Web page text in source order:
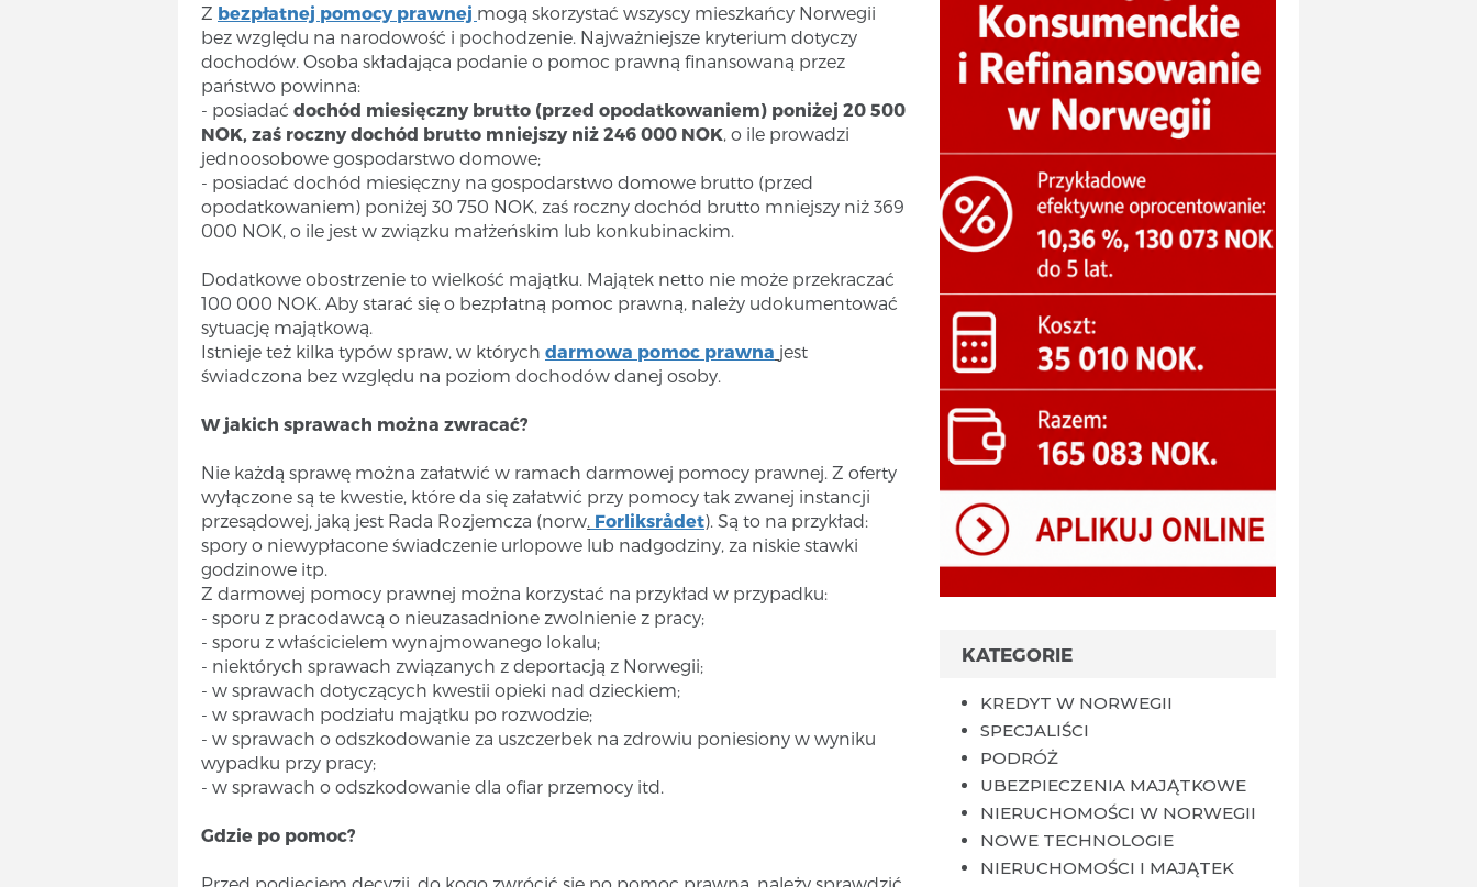
Z bezpłatnej pomocy prawnej mogą skorzystać wszyscy mieszkańcy Norwegii
bez względu na narodowość i pochodzenie. Najważniejsze kryterium dotyczy
dochodów. Osoba składająca podanie o pomoc prawną finansowaną przez
państwo powinna:
- posiadać dochód miesięczny brutto (przed opodatkowaniem) poniżej 20 500
NOK, zaś roczny dochód brutto mniejszy niż 246 000 NOK, o ile prowadzi
jednoosobowe gospodarstwo domowe;
- posiadać dochód miesięczny na gospodarstwo domowe brutto (przed
opodatkowaniem) poniżej 30 750 NOK, zaś roczny dochód brutto mniejszy niż 369
000 NOK, o ile jest w związku małżeńskim lub konkubinackim.
Dodatkowe obostrzenie to wielkość majątku. Majątek netto nie może przekraczać
100 000 NOK. Aby starać się o bezpłatną pomoc prawną, należy udokumentować
sytuację majątkową.
Istnieje też kilka typów spraw, w których darmowa pomoc prawna jest
świadczona bez względu na poziom dochodów danej osoby.
W jakich sprawach można zwracać?
Nie każdą sprawę można załatwić w ramach darmowej pomocy prawnej. Z oferty
wyłączone są te kwestie, które da się załatwić przy pomocy tak zwanej instancji
przesądowej, jaką jest Rada Rozjemcza (norw. Forliksrådet). Są to na przykład:
spory o niewypłacone świadczenie urlopowe lub nadgodziny, za niskie stawki
godzinowe itp.
Z darmowej pomocy prawnej można korzystać na przykład w przypadku:
- sporu z pracodawcą o nieuzasadnione zwolnienie z pracy;
- sporu z właścicielem wynajmowanego lokalu;
- niektórych sprawach związanych z deportacją z Norwegii;
- w sprawach dotyczących kwestii opieki nad dzieckiem;
- w sprawach podziału majątku po rozwodzie;
- w sprawach o odszkodowanie za uszczerbek na zdrowiu poniesiony w wyniku
wypadku przy pracy;
- w sprawach o odszkodowanie dla ofiar przemocy itd.
Gdzie po pomoc?
KATEGORIE
KREDYT W NORWEGII
SPECJALIŚCI
PODRÓŻ
UBEZPIECZENIA MAJĄTKOWE
NIERUCHOMOŚCI W NORWEGII
NOWE TECHNOLOGIE
NIERUCHOMOŚCI I MAJĄTEK